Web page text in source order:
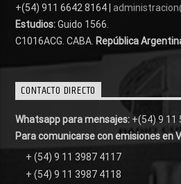
+(54) 911 6642 8164 |
Estudios:Guido 1566.
C1016ACG . CABA. República
CONTACTO DIRECTO
Whatsapp para mensajes: +(54) 9 11
Para comunicarse con emisiones en
+ (54) 9 11 3987 4117
+ (54) 9 11 3987 4118